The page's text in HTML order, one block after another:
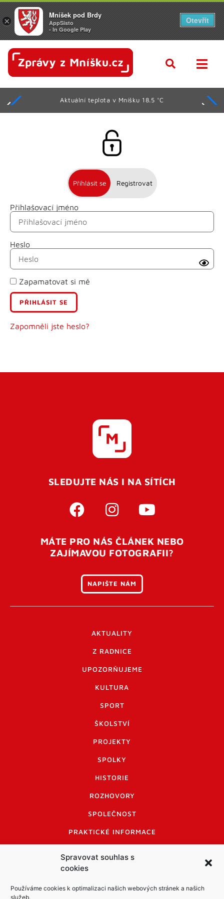
Spravovat souhlas s
cookies
Používáme cookies k optimalizaci našich webových stránek a našich
služeb.
Aktuální teplota v Mníšku 18.5 °C
Přihlásit se Registrovat
Přihlašovací jméno
Heslo
Zapamatovat si mě
Zapomněli jste heslo?
Jméno
Příjmení
E-mail
Uživatelské jméno
Pro úspěšné dokončení registrace je potřeba
vaší e-mailovouadresu. Po úspěšném odeslání
otevření tohoto odkazu se váš účet ověří a můžete se
přihlásit. Nezapomeňte zkontrolovat složku SPAM ve
SLEDUJTE NÁS I NA SÍTÍCH
MÁTE PRO NÁS ČLÁNEK NEBO
ZAJÍMAVOU FOTOGRAFII?
NAPIŠTE NÁM
AKTUALITY
Z RADNICE
UPOZORŇUJEME
KULTURA
SPORT
ŠKOLSTVÍ
PROJEKTY
SPOLKY
HISTORIE
ROZHOVORY
SPOLEČNOST
PRAKTICKÉ INFORMACE
INFORMACE A KODEX DISKUTUJÍCÍCH
LOGO A LOGO MANUÁL
×
Mníšek pod Brdy
AppSisto
- In Google Play
Otevřít